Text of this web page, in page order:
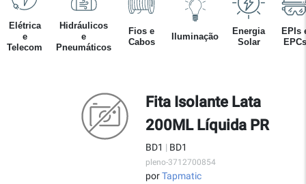
Elétrica
e
Telecom
Hidráulicos
e
Pneumáticos
Fios e
Cabos
Iluminação
Energia
Solar
EPIs
EPCs
Fita Isolante Lata
200ML Líquida PR
BD1 | BD1
pleno-3712700854
porTapmatic